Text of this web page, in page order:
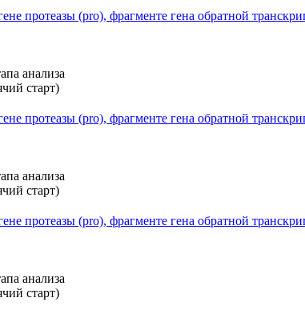
протеазы (pro), фрагменте гена обратной
протеазы (pro), фрагменте гена обратной
протеазы (pro), фрагменте гена обратной